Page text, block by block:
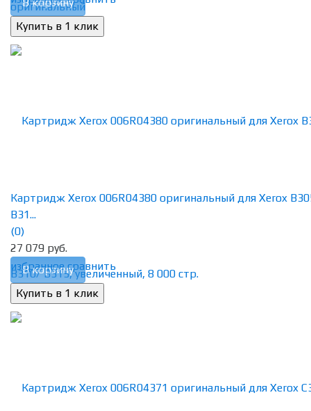
избранное сравнить
Картридж Xerox 006R04380 оригинальный для Xerox
B31...
(0)
27 079 руб.
В корзину